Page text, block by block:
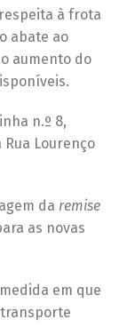
à frota
abate ao
aumento do
n.º 8,
Rua Lourenço
da remise
as novas
em que